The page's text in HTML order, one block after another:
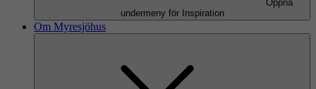
Öppna
undermeny för Inspiration
Om Myresjöhus